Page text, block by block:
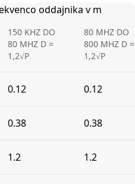
oddajnika v m
150 KHZ DO
80 MHZ D =
1,2√P
80 MHZ DO
800 MHZ D =
1,2√P
0.12 0.12
0.38 0.38
1.2 1.2